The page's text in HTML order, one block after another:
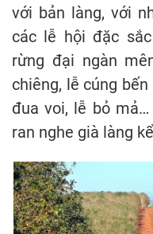
với bản làng, với
các lễ hội đặc
rừng đại ngàn
chiêng, lễ cúng
đua voi, lễ bỏ
ran nghe già làng